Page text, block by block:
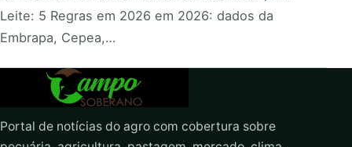
Leite: 5 Regras em 2026 em 2026: dados da
Embrapa, Cepea,…
Portal de notícias do agro com cobertura sobre